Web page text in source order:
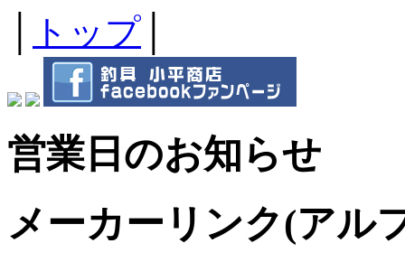
トップ
営業日のお知らせ
メーカーリンク(アル